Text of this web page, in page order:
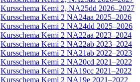
Kursschema Kemi 2, NA25dd 2026–2027
Kursschema Kemi 2 NA24aa 2025–2026
Kursschema Kemi 2 NA24dd 2025–2026
Kursschema Kemi 2 NA22aa 2023–2024
Kursschema Kemi 2 NA22ab 2023–2024
Kursschema Kemi 2 NA21ab 2022–2023
Kursschema Kemi 2 NA20cd 2021–2022
Kursschema Kemi 2 NA19cc 2021–2022
Kursschema Kemi 2 NA19e 2021–2022